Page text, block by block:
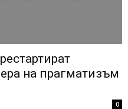
на прагматизъм
0